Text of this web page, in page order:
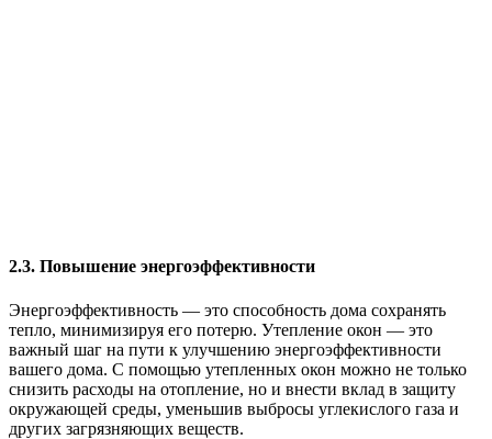
2.3. Повышение энергоэффективности
Энергоэффективность — это способность дома сохранять
тепло, минимизируя его потерю. Утепление окон — это
важный шаг на пути к улучшению энергоэффективности
вашего дома. С помощью утепленных окон можно не только
снизить расходы на отопление, но и внести вклад в защиту
окружающей среды, уменьшив выбросы углекислого газа и
других загрязняющих веществ.